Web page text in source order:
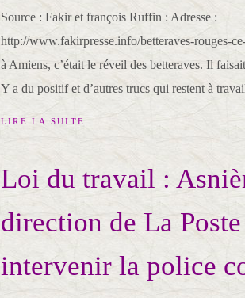
Source : Fakir et françois Ruffin : Adresse :
http://www.fakirpresse.info/betteraves-rouges-
à Amiens, c’était le réveil des betteraves. Il
Y a du positif et d’autres trucs qui restent à
LIRE LA SUITE
Loi du travail :
direction de La
intervenir la police